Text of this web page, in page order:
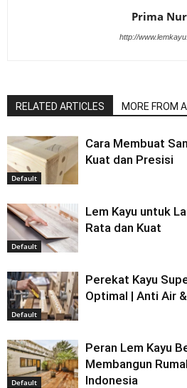
Prima Nur
http://
RELATED ARTICLES MORE FROM
Default
Cara Membuat
Kuat dan Presisi
Default
Lem Kayu untuk
Rata dan Kuat
Default
Perekat Kayu
Optimal | Anti Air
Default
Peran Lem Kayu
Membangun
Indonesia